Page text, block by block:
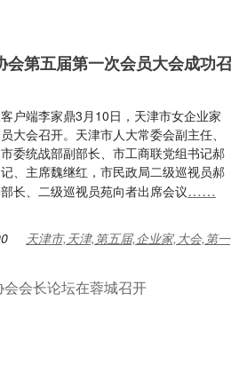
会第五届第一次会员大会成功召
户端李家鼎3月10日，天津市女企业家
大会召开。天津市人大常委会副主任、
委统战部副部长、市工商联党组书记郝
、主席魏继红，市民政局二级巡视员郝
长、二级巡视员苑向者出席会议……
天津市,天津,第五届,企业家,大会,第一